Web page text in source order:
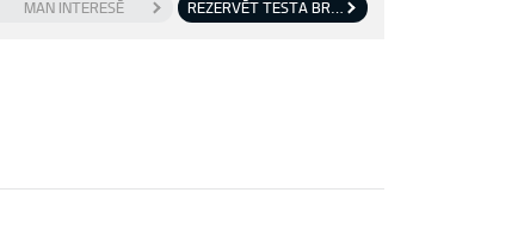
MAN INTERESĒ REZERVĒT TESTA BRAUCIENU